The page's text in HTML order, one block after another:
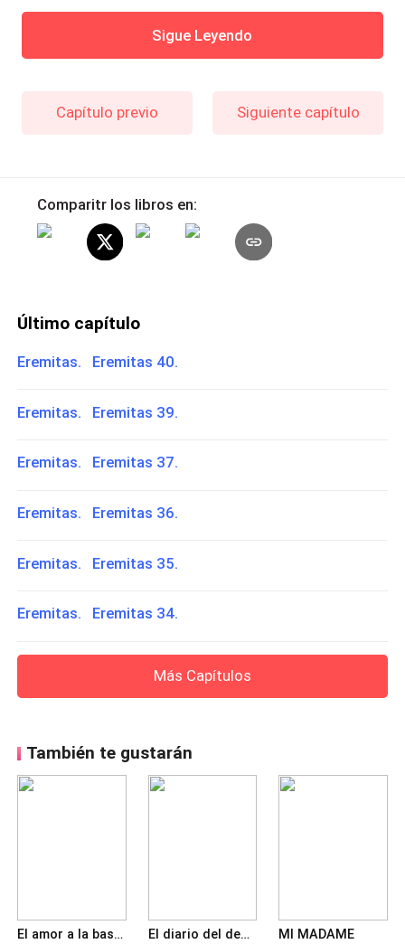
Sigue Leyendo
Capítulo previo Siguiente capítulo
Comparitr los libros en:
Último capítulo
Eremitas. Eremitas 40.
Eremitas. Eremitas 39.
Eremitas. Eremitas 37.
Eremitas. Eremitas 36.
Eremitas. Eremitas 35.
Eremitas. Eremitas 34.
Más Capítulos
También te gustarán
El amor a la basura El diario del demente MI MADAME